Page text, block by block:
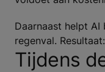
Daarnaast helpt
regenval.
Tijdens